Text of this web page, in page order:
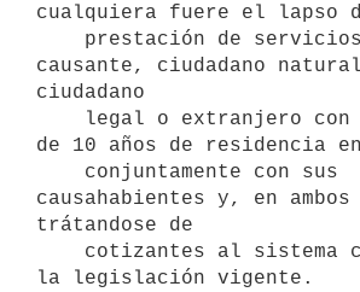
cualquiera fuere el lapso
causante, ciudadano
ciudadano
de 10 años de residencia
causahabientes y, en ambos
trátandose de
la legislación vigente.